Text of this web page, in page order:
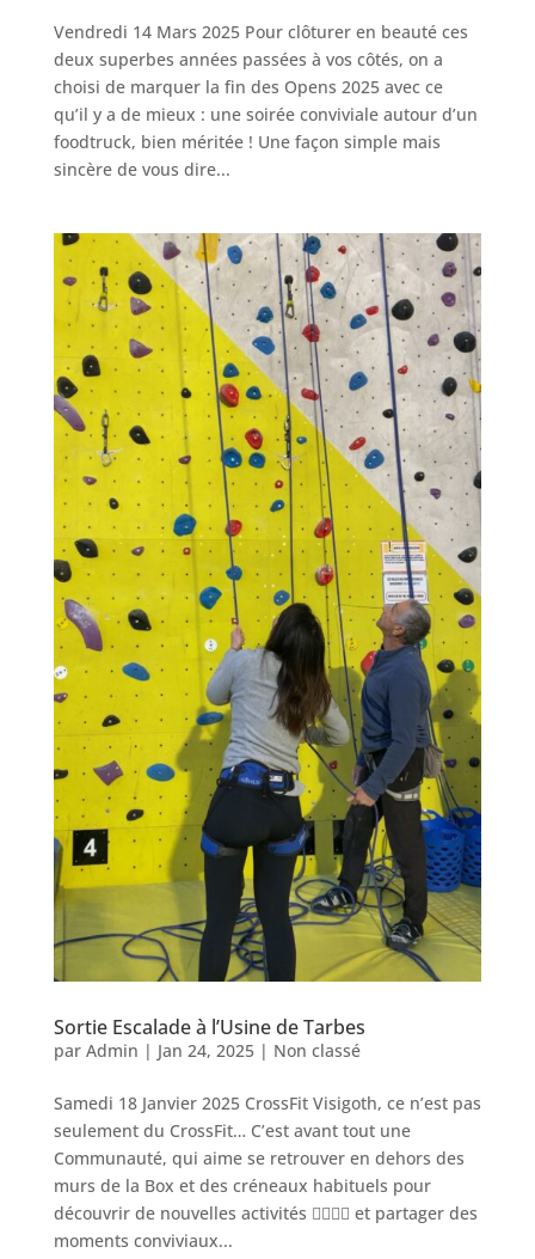
Vendredi 14 Mars 2025 Pour clôturer en beauté ces
deux superbes années passées à vos côtés, on a
choisi de marquer la fin des Opens 2025 avec ce
qu’il y a de mieux : une soirée conviviale autour d’un
foodtruck, bien méritée ! Une façon simple mais
sincère de vous dire...
Sortie Escalade à l’Usine de Tarbes
par Admin | Jan 24, 2025| Non classé
Samedi 18 Janvier 2025 CrossFit Visigoth, ce n’est pas
seulement du CrossFit… C’est avant tout une
Communauté, qui aime se retrouver en dehors des
murs de la Box et des créneaux habituels pour
découvrir de nouvelles activités 🤸‍♂🧗‍♀ et partager des
moments conviviaux...